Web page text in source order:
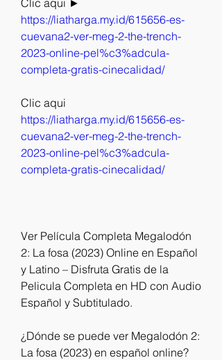
https://liatharga.my.id/615656-es-
cuevana2-ver-meg-2-the-trench-
2023-online-pel%c3%adcula-
completa-gratis-cinecalidad/
https://liatharga.my.id/615656-es-
cuevana2-ver-meg-2-the-trench-
2023-online-pel%c3%adcula-
completa-gratis-cinecalidad/
Ver Película Completa Megalodón
2: La fosa (2023) Online en Español
y Latino – Disfruta Gratis de la
Pelicula Completa en HD con Audio
Español y Subtitulado.
¿Dónde se puede ver Megalodón 2:
La fosa (2023) en español online?